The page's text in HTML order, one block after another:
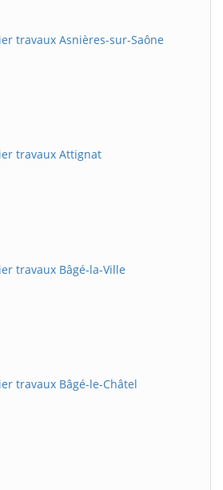
travaux Asnières-sur-Saône
travaux Attignat
travaux Bâgé-la-Ville
travaux Bâgé-le-Châtel